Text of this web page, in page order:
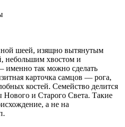
шеей, изящно вытянутым
небольшим хвостом и
так можно сделать
карточка самцов — рога,
костей. Семейство делится
Нового и Старого Света. Такие
а не на